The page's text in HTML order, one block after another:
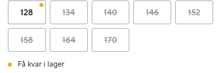
128 134 140 146 152
158 164 170
Få kvar i lager